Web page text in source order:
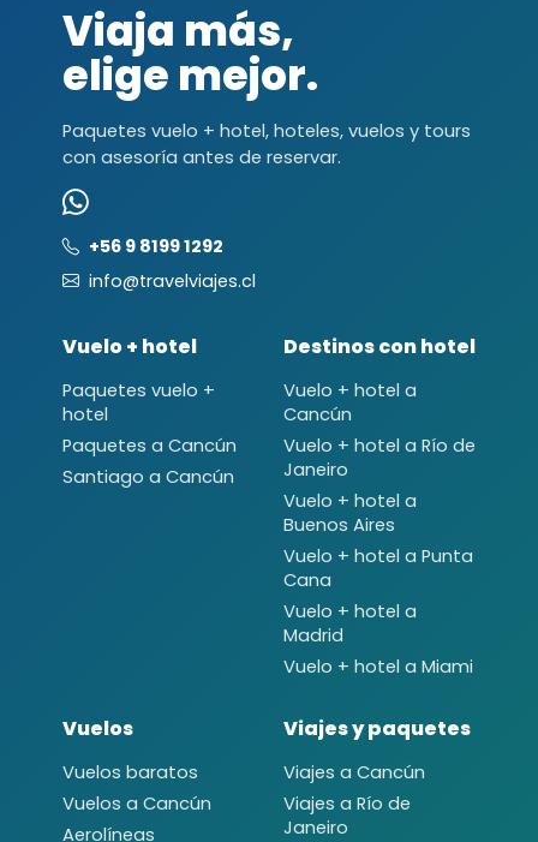
Viaja más,
elige mejor.
Paquetes vuelo + hotel, hoteles, vuelos y tours
con asesoría antes de reservar.
+56 9 8199 1292
info@travelviajes.cl
Vuelo + hotel
Paquetes vuelo +
hotel
Paquetes a Cancún
Santiago a Cancún
Destinos con hotel
Vuelo + hotel a
Cancún
Vuelo + hotel a Río de
Janeiro
Vuelo + hotel a
Buenos Aires
Vuelo + hotel a Punta
Cana
Vuelo + hotel a
Madrid
Vuelo + hotel a Miami
Vuelos
Vuelos baratos
Vuelos a Cancún
Aerolíneas
Viajes y paquetes
Viajes a Cancún
Viajes a Río de
Janeiro